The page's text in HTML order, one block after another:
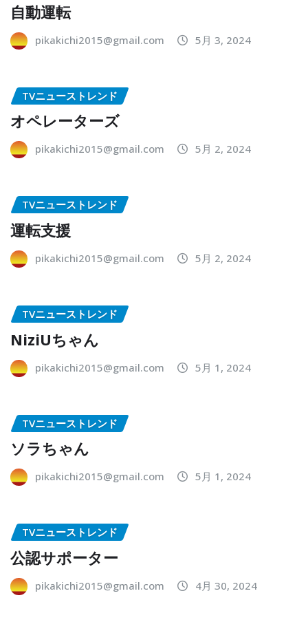
自動運転
pikakichi2015@gmail.com 5月 3, 2024
TVニューストレンド
オペレーターズ
pikakichi2015@gmail.com 5月 2, 2024
TVニューストレンド
運転支援
pikakichi2015@gmail.com 5月 2, 2024
TVニューストレンド
NiziUちゃん
pikakichi2015@gmail.com 5月 1, 2024
TVニューストレンド
ソラちゃん
pikakichi2015@gmail.com 5月 1, 2024
TVニューストレンド
公認サポーター
pikakichi2015@gmail.com 4月 30, 2024